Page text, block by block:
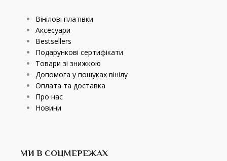
Вінілові платівки
Аксесуари
Bestsellers
Подарункові сертифікати
Товари зі знижкою
Допомога у пошуках вінілу
Оплата та доставка
Про нас
Новини
МИ В СОЦМЕРЕЖАХ